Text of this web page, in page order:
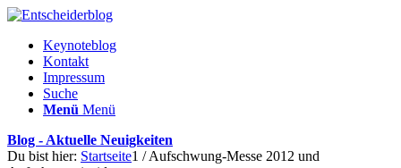
Keynoteblog
Kontakt
Impressum
Suche
Menü Menü
Blog - Aktuelle Neuigkeiten
Du bist hier: Startseite1 / Aufschwung-Messe 2012 und